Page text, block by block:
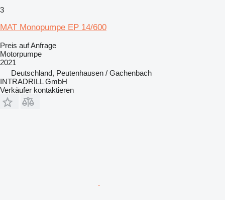
3
MAT Monopumpe EP 14/600
Preis auf Anfrage
Motorpumpe
2021
Deutschland, Peutenhausen / Gachenbach
INTRADRILL GmbH
Verkäufer kontaktieren